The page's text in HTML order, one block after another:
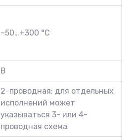
–50…+300 °C
B
2-проводная; для отдельных
исполнений может
указываться 3- или 4-
проводная схема